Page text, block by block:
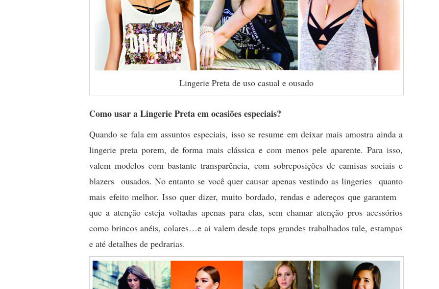
Lingerie Preta de uso casual e ousado
Como usar a Lingerie Preta em ocasiões especiais?
Quando se fala em assuntos especiais, isso se resume em deixar mais amostra ainda a
lingerie preta porem, de forma mais clássica e com menos pele aparente. Para isso,
valem modelos com bastante transparência, com sobreposições de camisas sociais e
blazers ousados. No entanto se você quer causar apenas vestindo as lingeries quanto
mais efeito melhor. Isso quer dizer, muito bordado, rendas e adereços que garantem
que a atenção esteja voltadas apenas para elas, sem chamar atenção pros acessórios
como brincos anéis, colares…e ai valem desde tops grandes trabalhados tule, estampas
e até detalhes de pedrarias.